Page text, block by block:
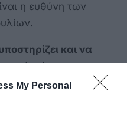
My Personal
η ευθύνη των
και να
όχι να την
σέβεται τους
που επηρεάζει»,